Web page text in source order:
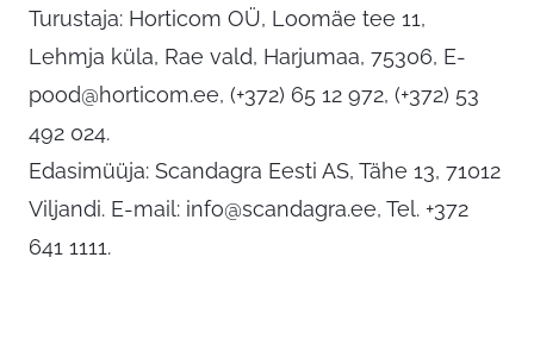
Turustaja: Horticom OÜ, Loomäe tee 11,
Lehmja küla, Rae vald, Harjumaa, 75306, E-
pood@horticom.ee, (+372) 65 12 972, (+372) 53
492 024.
Edasimüüja: Scandagra Eesti AS, Tähe 13, 71012
Viljandi. E-mail: info@scandagra.ee, Tel. +372
641 1111.